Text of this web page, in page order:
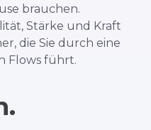
brauchen.
Stärke und Kraft
die Sie durch eine
Flows führt.